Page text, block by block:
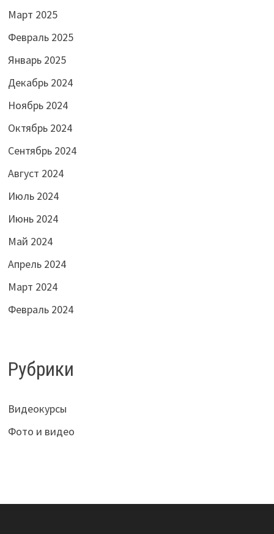
Март 2025
Февраль 2025
Январь 2025
Декабрь 2024
Ноябрь 2024
Октябрь 2024
Сентябрь 2024
Август 2024
Июль 2024
Июнь 2024
Май 2024
Апрель 2024
Март 2024
Февраль 2024
Рубрики
Видеокурсы
Фото и видео